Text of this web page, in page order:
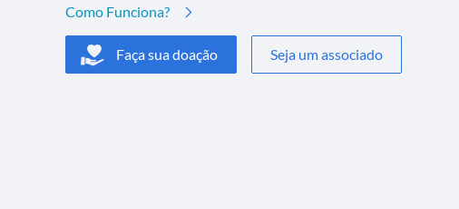
Como Funciona?
Faça sua doação Seja um associado